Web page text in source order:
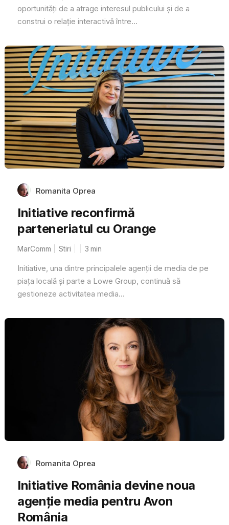
oportunități de a atrage interesul publicului și de a
construi o relație interactivă între...
Romanita Oprea
Initiative reconfirmă
parteneriatul cu Orange
MarComm Stiri 3 min
Initiative, una dintre principalele agenții de media de pe
piața locală și parte a Lowe Group, continuă să
gestioneze activitatea media...
Romanita Oprea
Initiative România devine noua
agenție media pentru Avon
România